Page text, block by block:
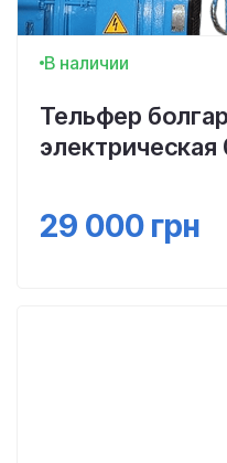
В наличии
Тельфер
29 000 грн